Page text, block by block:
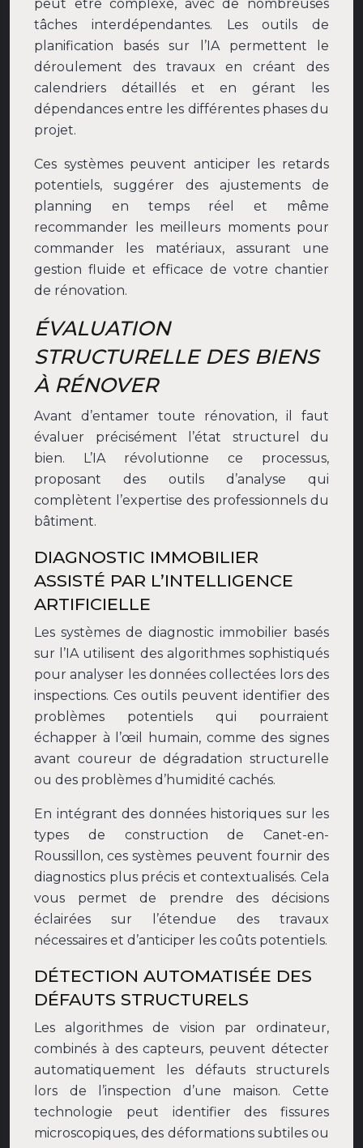
peut être complexe, avec de nombreuses
tâches interdépendantes. Les outils de
planification basés sur l’IA permettent le
déroulement des travaux en créant des
calendriers détaillés et en gérant les
dépendances entre les différentes phases du
projet.
Ces systèmes peuvent anticiper les retards
potentiels, suggérer des ajustements de
planning en temps réel et même
recommander les meilleurs moments pour
commander les matériaux, assurant une
gestion fluide et efficace de votre chantier
de rénovation.
ÉVALUATION
STRUCTURELLE DES BIENS
À RÉNOVER
Avant d’entamer toute rénovation, il faut
évaluer précisément l’état structurel du
bien. L’IA révolutionne ce processus,
proposant des outils d’analyse qui
complètent l’expertise des professionnels du
bâtiment.
DIAGNOSTIC IMMOBILIER
ASSISTÉ PAR L’INTELLIGENCE
ARTIFICIELLE
Les systèmes de diagnostic immobilier basés
sur l’IA utilisent des algorithmes sophistiqués
pour analyser les données collectées lors des
inspections. Ces outils peuvent identifier des
problèmes potentiels qui pourraient
échapper à l’œil humain, comme des signes
avant coureur de dégradation structurelle
ou des problèmes d’humidité cachés.
En intégrant des données historiques sur les
types de construction de Canet-en-
Roussillon, ces systèmes peuvent fournir des
diagnostics plus précis et contextualisés. Cela
vous permet de prendre des décisions
éclairées sur l’étendue des travaux
nécessaires et d’anticiper les coûts potentiels.
DÉTECTION AUTOMATISÉE DES
DÉFAUTS STRUCTURELS
Les algorithmes de vision par ordinateur,
combinés à des capteurs, peuvent détecter
automatiquement les défauts structurels
lors de l’inspection d’une maison. Cette
technologie peut identifier des fissures
microscopiques, des déformations subtiles ou